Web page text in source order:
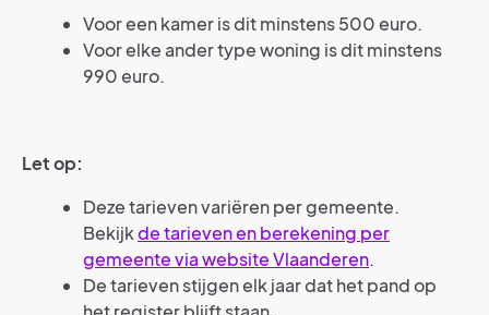
Voor een kamer is dit minstens 500 euro.
Voor elke ander type woning is dit minstens
990 euro.
Let op:
Deze tarieven variëren per gemeente.
Bekijkde tarieven en berekening per
gemeente via website Vlaanderen.
De tarieven stijgen elk jaar dat het pand op